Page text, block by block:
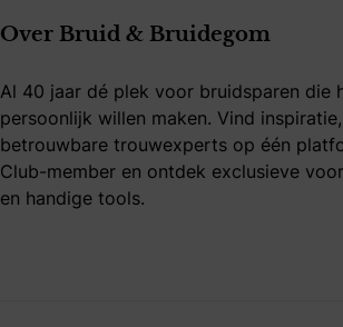
Over Bruid & Bruidegom
Al 40 jaar dé plek voor bruidsparen die
persoonlijk willen maken. Vind
betrouwbare trouwexperts op één
Club-member en ontdek exclusieve
en handige tools.